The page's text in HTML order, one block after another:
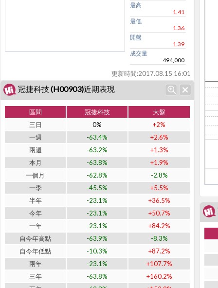
最高
1.41
最低
1.36
開盤
1.39
成交量
494,000
更新時間:2017.08.15 16:01
冠捷科技 (H00903)近期表現
區間 冠捷科技
大盤
三日
0%
+2%
一週
-63.4%
+2.6%
兩週
-63.2%
+1.3%
本月
-63.8%
+1.9%
一個月
-62.8%
-2.8%
一季
-45.5%
+5.5%
半年
-23.1%
+36.5%
今年
-23.1%
+50.7%
一年
-23.1%
+84.2%
自今年高點
-63.9%
-8.3%
自今年低點
-10.3%
+87.2%
兩年
-23.1%
+107.7%
三年
-63.8%
+160.2%